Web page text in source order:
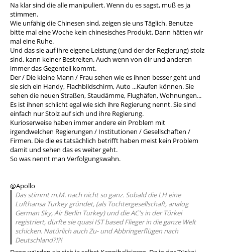
Na klar sind die alle manipuliert. Wenn du es sagst, muß es ja
stimmen.
Wie unfähig die Chinesen sind, zeigen sie uns Täglich. Benutze
bitte mal eine Woche kein chinesisches Produkt. Dann hätten wir
mal eine Ruhe.
Und das sie auf ihre eigene Leistung (und der der Regierung) stolz
sind, kann keiner Bestreiten. Auch wenn von dir und anderen
immer das Gegenteil kommt.
Der / Die kleine Mann / Frau sehen wie es ihnen besser geht und
sie sich ein Handy, Flachbildschirm, Auto ...Kaufen können. Sie
sehen die neuen Straßen, Staudämme, Flughäfen, Wohnungen...
Es ist ihnen schlicht egal wie sich ihre Regierung nennt. Sie sind
einfach nur Stolz auf sich und ihre Regierung.
Kurioserweise haben immer andere ein Problem mit
irgendwelchen Regierungen / Institutionen / Gesellschaften /
Firmen. Die die es tatsächlich betrifft haben meist kein Problem
damit und sehen das es weiter geht.
So was nennt man Verfolgungswahn.
@Apollo
Das stimmt m.M. nach nicht so ganz. Sobald die LH eine
Lufthansa Turkey gründet, (als Tochtergesellschaft, analog
German Sky, Air Berlin Turkey) und die AC's in der Türkei
registriert, dürfte sie quasi IST based Flieger in die ganze Welt
schicken. Natürlich auch Zu- und Abbringerflügen nach
Deutschland?!?!